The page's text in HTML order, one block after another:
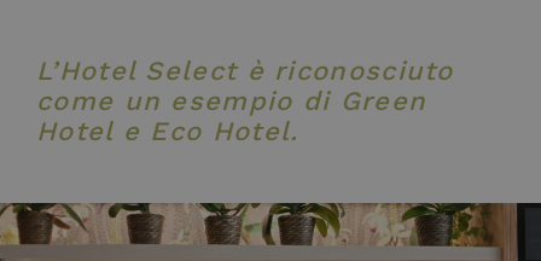
L’Hotel Select è riconosciuto
come un esempio di Green
Hotel e Eco Hotel.